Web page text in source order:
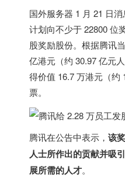
国外服务器 1 月 21 日
计划向不少于 22800 位
股奖励股份。根据腾讯
亿港元（约 30.97 亿元
得价值 16.7 万港元（约
票。
腾讯在公告中表示， 该
人士所作出的贡献并吸
展所需的人才。